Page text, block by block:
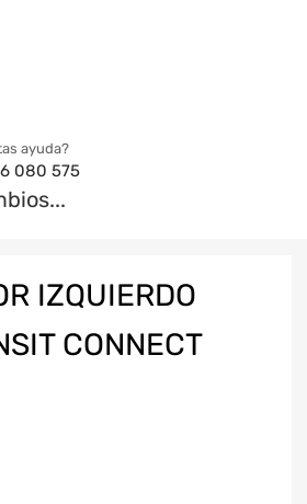
ayuda?
080 575
IZQUIERDO
CONNECT